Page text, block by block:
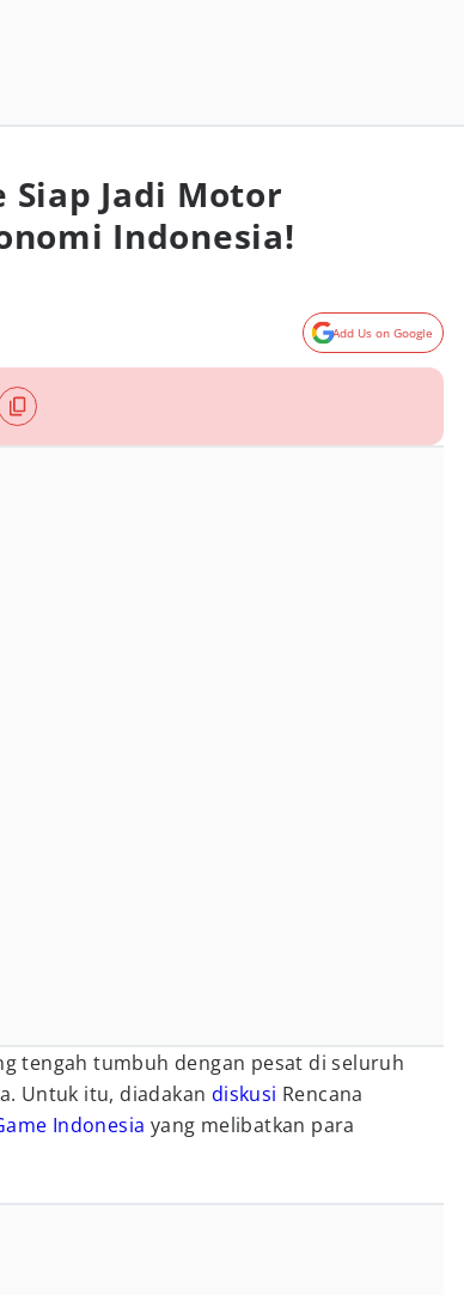
Jadi Motor
Indonesia!
Add Us on Google
tengah tumbuh dengan pesat di seluruh
Untuk itu, diadakan diskusi Rencana
Indonesia yang melibatkan para